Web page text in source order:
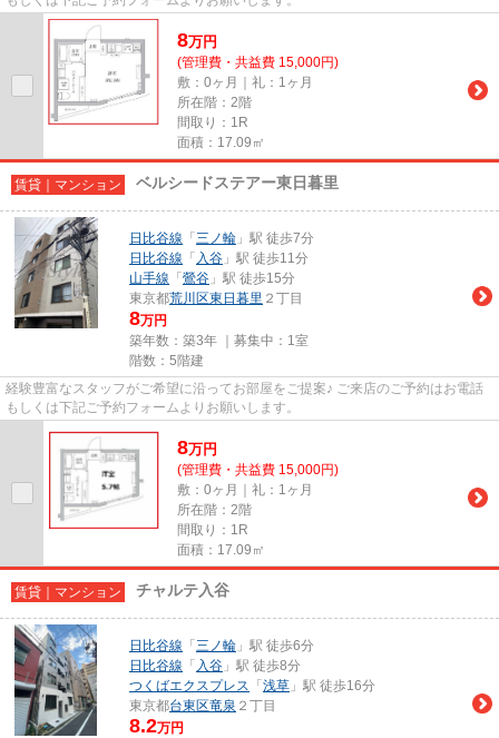
8万円
(管理費・共益費 15,000円)
敷：0ヶ月｜礼：1ヶ月
所在階：2階
間取り：1R
面積：17.09㎡
賃貸｜マンション ベルシードステアー東日暮里
日比谷線 「 三ノ輪 」駅 徒歩7分
日比谷線 「 入谷 」駅 徒歩11分
山手線 「 鶯谷 」駅 徒歩15分
東京都荒川区東日暮里 ２丁目
8万円
築年数：築3年 ｜募集中： 1室
階数：5階建
経験豊富なスタッフがご希望に沿ってお部屋をご提案♪ ご来店のご予約はお電話
もしくは下記ご予約フォームよりお願いします。
8万円
(管理費・共益費 15,000円)
敷：0ヶ月｜礼：1ヶ月
所在階：2階
間取り：1R
面積：17.09㎡
賃貸｜マンション チャルテ入谷
日比谷線 「 三ノ輪 」駅 徒歩6分
日比谷線 「 入谷 」駅 徒歩8分
つくばエクスプレス 「 浅草 」駅 徒歩16分
東京都台東区竜泉 ２丁目
8.2万円